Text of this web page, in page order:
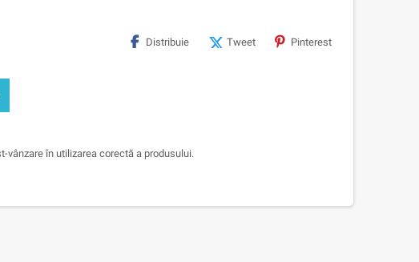
Distribuie Tweet Pinterest
vânzare în utilizarea corectă a produsului.